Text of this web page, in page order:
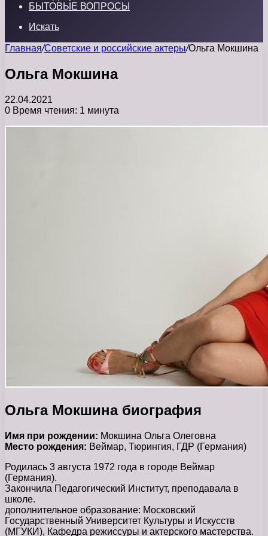
БЫТОВЫЕ ВОПРОСЫ
Искать
Главная/Советские и российские актеры/Ольга Мокшина
Ольга Мокшина
22.04.2021
0 Время чтения: 1 минута
Ольга Мокшина биография
Имя при рождении: Мокшина Ольга Олеговна
Место рождения: Веймар, Тюрингия, ГДР (Германия)
Родилась 3 августа 1972 года в городе Веймар
(Германия).
Закончила Педагогический Институт, преподавала в
школе.
дополнительное образование: Московский
Государственный Университет Культуры и Искусств
(МГУКИ), Кафедра режиссуры и актерского мастерства.